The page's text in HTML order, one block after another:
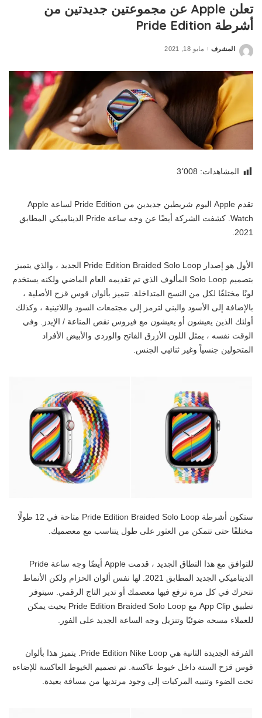
تعلن Apple عن مجموعتين جديدتين من
أشرطة Pride Edition
Posted
المشرف مايو 18, 2021
المشاهدات: 3٬008
تقدم Apple اليوم شريطين جديدين من Pride Edition لساعة Apple
Watch. كشفت الشركة أيضًا عن وجه ساعة Pride الديناميكي المطابق
2021.
الأول هو إصدار Pride Edition Braided Solo Loop الجديد ، والذي يتميز
بتصميم Solo Loop المألوف الذي تم تقديمه العام الماضي ولكنه يستخدم
لونًا مختلفًا لكل من النسج المتداخلة. تتميز بألوان قوس قزح الأصلية ،
بالإضافة إلى الأسود والبني لترمز إلى مجتمعات السود واللاتينية ، وكذلك
أولئك الذين يعيشون أو يعيشون مع فيروس نقص المناعة / الإيدز. وفي
الوقت نفسه ، يمثل اللون الأزرق الفاتح والوردي والأبيض الأفراد
المتحولين جنسياً وغير ثنائيي الجنس.
ستكون أشرطة Pride Edition Braided Solo Loop متاحة في 12 طولًا
مختلفًا حتى تتمكن من العثور على طول يتناسب مع معصميك.
للتوافق مع هذا النطاق الجديد ، قدمت Apple أيضًا وجه ساعة Pride
الديناميكي الجديد المطابق 2021. لها نفس ألوان الحزام ولكن الأنماط
تتحرك في كل مرة ترفع فيها معصمك أو تدير التاج الرقمي. سيتوفر
تطبيق App Clip مع Pride Edition Braided Solo Loop بحيث يمكن
للعملاء مسحه ضوئيًا وتنزيل وجه الساعة الجديد على الفور.
الفرقة الجديدة الثانية هي Pride Edition Nike Loop. يتميز هذا بألوان
قوس قزح الستة داخل خيوط عاكسة. تم تصميم الخيوط العاكسة للإضاءة
تحت الضوء وتنبيه المركبات إلى وجود مرتديها من مسافة بعيدة.